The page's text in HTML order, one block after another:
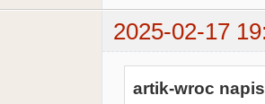
2025-02-17
artik-wroc